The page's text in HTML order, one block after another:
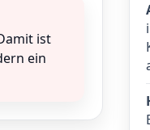
ist
ein